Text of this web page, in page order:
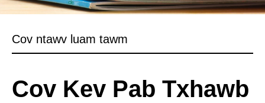
Cov ntawv luam tawm
Cov Kev Pab Txhawb